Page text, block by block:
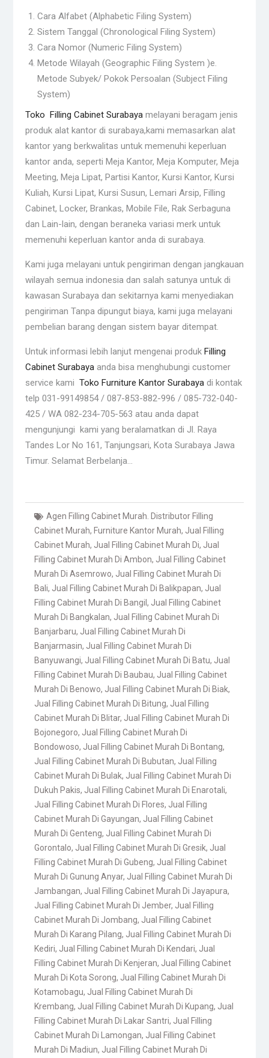
Cara Alfabet (Alphabetic Filing System)
Sistem Tanggal (Chronological Filing System)
Cara Nomor (Numeric Filing System)
Metode Wilayah (Geographic Filing System )e.
Metode Subyek/ Pokok Persoalan (Subject Filing
System)
Toko Filling Cabinet Surabaya melayani beragam jenis
produk alat kantor di surabaya,kami memasarkan alat
kantor yang berkwalitas untuk memenuhi keperluan
kantor anda, seperti Meja Kantor, Meja Komputer, Meja
Meeting, Meja Lipat, Partisi Kantor, Kursi Kantor, Kursi
Kuliah, Kursi Lipat, Kursi Susun, Lemari Arsip, Filling
Cabinet, Locker, Brankas, Mobile File, Rak Serbaguna
dan Lain-lain, dengan beraneka variasi merk untuk
memenuhi keperluan kantor anda di surabaya.
Kami juga melayani untuk pengiriman dengan jangkauan
wilayah semua indonesia dan salah satunya untuk di
kawasan Surabaya dan sekitarnya kami menyediakan
pengiriman Tanpa dipungut biaya, kami juga melayani
pembelian barang dengan sistem bayar ditempat.
Untuk informasi lebih lanjut mengenai produk Filling
Cabinet Surabaya anda bisa menghubungi customer
service kami Toko Furniture Kantor Surabaya di kontak
telp 031-99149854 / 087-853-882-996 / 085-732-040-
425 / WA 082-234-705-563 atau anda dapat
mengunjungi kami yang beralamatkan di Jl. Raya
Tandes Lor No 161, Tanjungsari, Kota Surabaya Jawa
Timur. Selamat Berbelanja…
Agen Filling Cabinet Murah. Distributor Filling
Cabinet Murah, Furniture Kantor Murah, Jual Filling
Cabinet Murah, Jual Filling Cabinet Murah Di, Jual
Filling Cabinet Murah Di Ambon, Jual Filling Cabinet
Murah Di Asemrowo, Jual Filling Cabinet Murah Di
Bali, Jual Filling Cabinet Murah Di Balikpapan, Jual
Filling Cabinet Murah Di Bangil, Jual Filling Cabinet
Murah Di Bangkalan, Jual Filling Cabinet Murah Di
Banjarbaru, Jual Filling Cabinet Murah Di
Banjarmasin, Jual Filling Cabinet Murah Di
Banyuwangi, Jual Filling Cabinet Murah Di Batu, Jual
Filling Cabinet Murah Di Baubau, Jual Filling Cabinet
Murah Di Benowo, Jual Filling Cabinet Murah Di Biak,
Jual Filling Cabinet Murah Di Bitung, Jual Filling
Cabinet Murah Di Blitar, Jual Filling Cabinet Murah Di
Bojonegoro, Jual Filling Cabinet Murah Di
Bondowoso, Jual Filling Cabinet Murah Di Bontang,
Jual Filling Cabinet Murah Di Bubutan, Jual Filling
Cabinet Murah Di Bulak, Jual Filling Cabinet Murah Di
Dukuh Pakis, Jual Filling Cabinet Murah Di Enarotali,
Jual Filling Cabinet Murah Di Flores, Jual Filling
Cabinet Murah Di Gayungan, Jual Filling Cabinet
Murah Di Genteng, Jual Filling Cabinet Murah Di
Gorontalo, Jual Filling Cabinet Murah Di Gresik, Jual
Filling Cabinet Murah Di Gubeng, Jual Filling Cabinet
Murah Di Gunung Anyar, Jual Filling Cabinet Murah Di
Jambangan, Jual Filling Cabinet Murah Di Jayapura,
Jual Filling Cabinet Murah Di Jember, Jual Filling
Cabinet Murah Di Jombang, Jual Filling Cabinet
Murah Di Karang Pilang, Jual Filling Cabinet Murah Di
Kediri, Jual Filling Cabinet Murah Di Kendari, Jual
Filling Cabinet Murah Di Kenjeran, Jual Filling Cabinet
Murah Di Kota Sorong, Jual Filling Cabinet Murah Di
Kotamobagu, Jual Filling Cabinet Murah Di
Krembang, Jual Filling Cabinet Murah Di Kupang, Jual
Filling Cabinet Murah Di Lakar Santri, Jual Filling
Cabinet Murah Di Lamongan, Jual Filling Cabinet
Murah Di Madiun, Jual Filling Cabinet Murah Di